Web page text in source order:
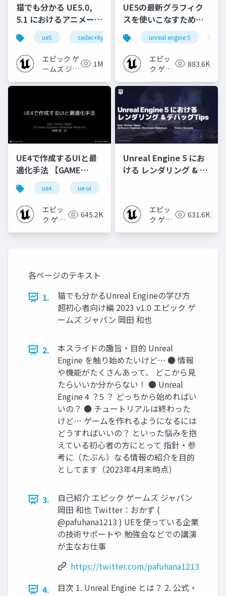
猫でも分かる UE5.0,
5.1 におけるアニメーシ
ョンの新機能について
【CEDEC+KYUSHU
2022】
ue5 cedec+kyushu ue-animation ue-
エピック ゲ
ームズ ジャ
1M
UE5の最新グラフィク
スを使いこなすための4
個の勘所
[CEDEC+KYUSHU
2023]
unreal engine 5
エピッ
ク ゲー
ャパン
883.6K
UE4で作成するUIと最
適化手法 【GAME
CREATORS
CONFERENCE '20】
ue4 ue-ui
エピッ
ク ゲー
645.2K
Unreal Engine 5 にお
ける レンダリング & デ
エピッ
ク ゲー
631.6K
各ページのテキスト
1.
猫でも分かるUnreal Engineの学び方
超初心者向け編 2023 v1.0 エピック ゲ
ームズ ジャパン 岡田 和也
2.
本スライドの趣旨・目的 Unreal
Engine を触り始めたいけど… ● 情報
や機能がたくさんあって、 どこから見
たらいいか分からない！ ● Unreal
Engine 4 ？5 ？ どっちから始めればい
いの？ ● チュートリアルは終わった
けど… ゲームを作れるようになるには
どうすればいいの？ といった悩みを抱
えている初心者の方にとって 指針・参
考に（たぶん）なる情報の紹介を目的
としてます（2023年4月末時点）
3.
自己紹介 エピック ゲームズ ジャパン
岡田 和也 Twitter：おかず (
@pafuhana1213 ) UEを使っている企業
の技術サポートや 勉強会などでの講演
が主なお仕事
https://twitter.com/pafuhana1213
4.
目次 1. Unreal Engine とは？ 2. 公式・